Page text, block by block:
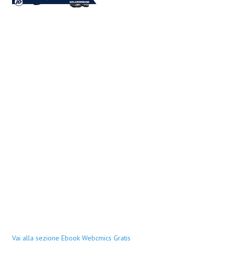
Vai alla sezione Ebook Webcmics Gratis